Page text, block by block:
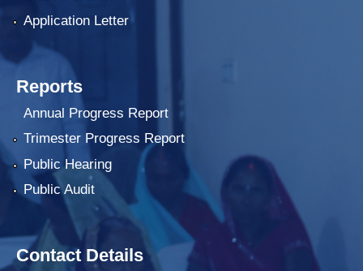
Application Letter
Reports
Annual Progress Report
Trimester Progress Report
Public Hearing
Public Audit
Contact Details